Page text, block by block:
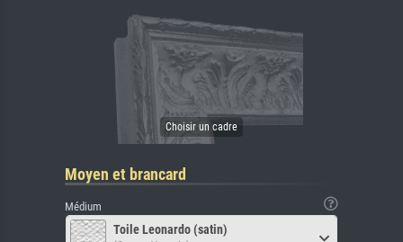
Moyen et brancard
Médium
Toile Leonardo (satin)